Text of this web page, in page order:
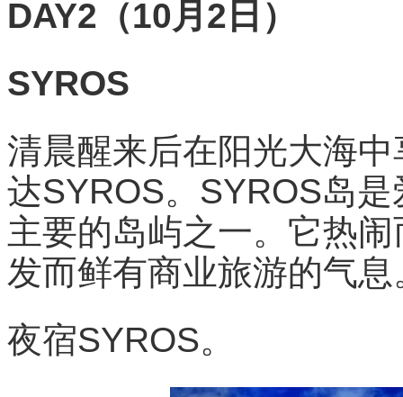
DAY2（10月2日）
SYROS
清晨醒来后在阳光大海
达SYROS。SYROS岛
主要的岛屿之一。它热
发而鲜有商业旅游的气息
夜宿SYROS。